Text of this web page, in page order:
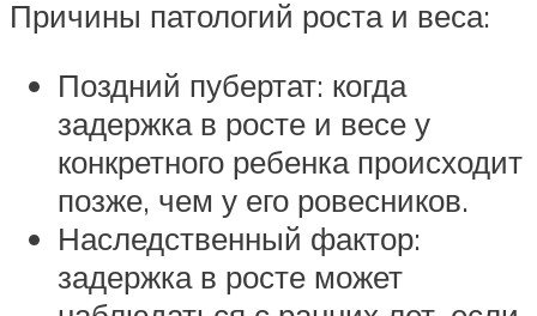
Причины патологий роста и веса:
Поздний пубертат: когда
задержка в росте и весе у
конкретного ребенка происходит
позже, чем у его ровесников.
Наследственный фактор:
задержка в росте может